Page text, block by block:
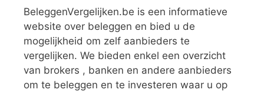
BeleggenVergelijken.be is een informatieve
website over beleggen en bied u de
mogelijkheid om zelf aanbieders te
vergelijken. We bieden enkel een overzicht
van brokers , banken en andere aanbieders
om te beleggen en te investeren waar u op